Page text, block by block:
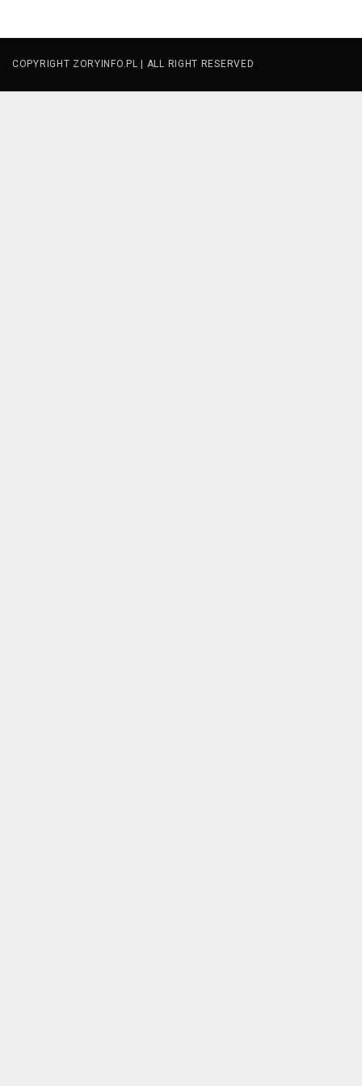
COPYRIGHT ZORYINFO.PL | ALL RIGHT RESERVED